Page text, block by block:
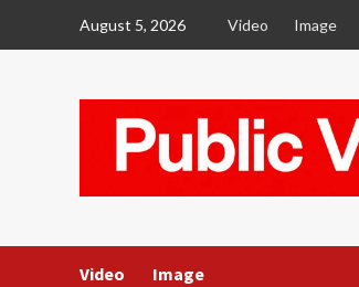
August 5, 2026 Video Image
Video Image